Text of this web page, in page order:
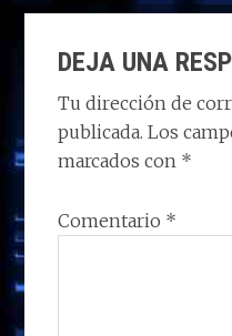
d
o
n
b
o
o
k
CON
LOS
LECTORES
DEJA UNA
Tu dirección de
publicada. Los
marcados con *
Comentario *